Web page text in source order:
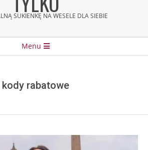
SUKIENKĘ NA WESELE DLA SIEBIE
Menu
kody rabatowe